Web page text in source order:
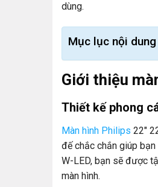
dùng.
Mục lục nội dung
Giới thiệu
Thiết kế phong
Màn hình Philips 22″
đế chắc chắn giúp
W-LED, bạn sẽ được
màn hình.